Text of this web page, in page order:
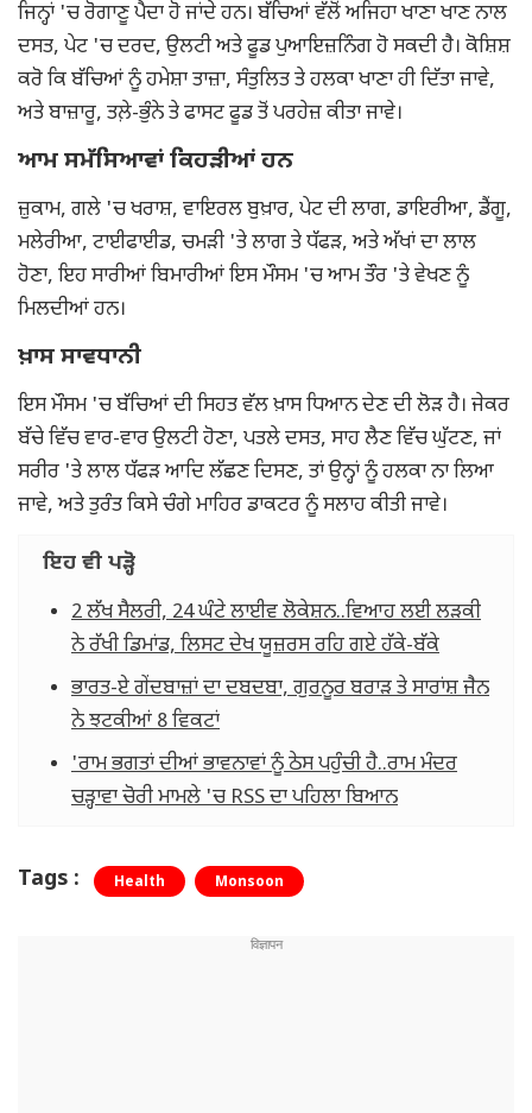
ਜਿਨ੍ਹਾਂ 'ਚ ਰੋਗਾਣੂ ਪੈਦਾ ਹੋ ਜਾਂਦੇ ਹਨ। ਬੱਚਿਆਂ ਵੱਲੋਂ ਅਜਿਹਾ ਖਾਣਾ ਖਾਣ ਨਾਲ
ਦਸਤ, ਪੇਟ 'ਚ ਦਰਦ, ਉਲਟੀ ਅਤੇ ਫੂਡ ਪੁਆਇਜ਼ਨਿੰਗ ਹੋ ਸਕਦੀ ਹੈ। ਕੋਸ਼ਿਸ਼
ਕਰੋ ਕਿ ਬੱਚਿਆਂ ਨੂੰ ਹਮੇਸ਼ਾ ਤਾਜ਼ਾ, ਸੰਤੁਲਿਤ ਤੇ ਹਲਕਾ ਖਾਣਾ ਹੀ ਦਿੱਤਾ ਜਾਵੇ,
ਅਤੇ ਬਾਜ਼ਾਰੂ, ਤਲ਼ੇ-ਭੁੰਨੇ ਤੇ ਫਾਸਟ ਫੂਡ ਤੋਂ ਪਰਹੇਜ਼ ਕੀਤਾ ਜਾਵੇ।
ਆਮ ਸਮੱਸਿਆਵਾਂ ਕਿਹੜੀਆਂ ਹਨ
ਜ਼ੁਕਾਮ, ਗਲੇ 'ਚ ਖਰਾਸ਼, ਵਾਇਰਲ ਬੁਖ਼ਾਰ, ਪੇਟ ਦੀ ਲਾਗ, ਡਾਇਰੀਆ, ਡੈਂਗੂ,
ਮਲੇਰੀਆ, ਟਾਈਫਾਈਡ, ਚਮੜੀ 'ਤੇ ਲਾਗ ਤੇ ਧੱਫੜ, ਅਤੇ ਅੱਖਾਂ ਦਾ ਲਾਲ
ਹੋਣਾ, ਇਹ ਸਾਰੀਆਂ ਬਿਮਾਰੀਆਂ ਇਸ ਮੌਸਮ 'ਚ ਆਮ ਤੌਰ 'ਤੇ ਵੇਖਣ ਨੂੰ
ਮਿਲਦੀਆਂ ਹਨ।
ਖ਼ਾਸ ਸਾਵਧਾਨੀ
ਇਸ ਮੌਸਮ 'ਚ ਬੱਚਿਆਂ ਦੀ ਸਿਹਤ ਵੱਲ ਖ਼ਾਸ ਧਿਆਨ ਦੇਣ ਦੀ ਲੋੜ ਹੈ। ਜੇਕਰ
ਬੱਚੇ ਵਿੱਚ ਵਾਰ-ਵਾਰ ਉਲਟੀ ਹੋਣਾ, ਪਤਲੇ ਦਸਤ, ਸਾਹ ਲੈਣ ਵਿੱਚ ਘੁੱਟਣ, ਜਾਂ
ਸਰੀਰ 'ਤੇ ਲਾਲ ਧੱਫੜ ਆਦਿ ਲੱਛਣ ਦਿਸਣ, ਤਾਂ ਉਨ੍ਹਾਂ ਨੂੰ ਹਲਕਾ ਨਾ ਲਿਆ
ਜਾਵੇ, ਅਤੇ ਤੁਰੰਤ ਕਿਸੇ ਚੰਗੇ ਮਾਹਿਰ ਡਾਕਟਰ ਨੂੰ ਸਲਾਹ ਕੀਤੀ ਜਾਵੇ।
ਇਹ ਵੀ ਪੜ੍ਹੋ
2 ਲੱਖ ਸੈਲਰੀ, 24 ਘੰਟੇ ਲਾਈਵ ਲੋਕੇਸ਼ਨ..ਵਿਆਹ ਲਈ ਲੜਕੀ
ਨੇ ਰੱਖੀ ਡਿਮਾਂਡ, ਲਿਸਟ ਦੇਖ ਯੂਜ਼ਰਸ ਰਹਿ ਗਏ ਹੱਕੇ-ਬੱਕੇ
ਭਾਰਤ-ਏ ਗੇਂਦਬਾਜ਼ਾਂ ਦਾ ਦਬਦਬਾ, ਗੁਰਨੂਰ ਬਰਾੜ ਤੇ ਸਾਰਾਂਸ਼ ਜੈਨ
ਨੇ ਝਟਕੀਆਂ 8 ਵਿਕਟਾਂ
'ਰਾਮ ਭਗਤਾਂ ਦੀਆਂ ਭਾਵਨਾਵਾਂ ਨੂੰ ਠੇਸ ਪਹੁੰਚੀ ਹੈ..ਰਾਮ ਮੰਦਰ
ਚੜ੍ਹਾਵਾ ਚੋਰੀ ਮਾਮਲੇ 'ਚ RSS ਦਾ ਪਹਿਲਾ ਬਿਆਨ
Tags : Health Monsoon